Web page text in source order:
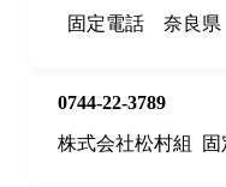
固定電話
奈良県
0744-22-3789
株式会社松村組